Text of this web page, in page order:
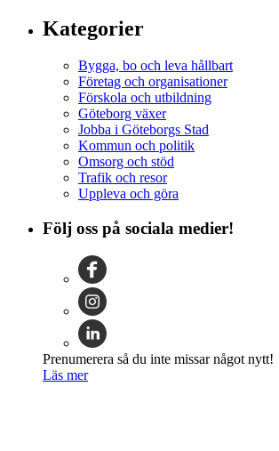
Kategorier
Bygga, bo och leva hållbart
Företag och organisationer
Förskola och utbildning
Göteborg växer
Jobba i Göteborgs Stad
Kommun och politik
Omsorg och stöd
Trafik och resor
Uppleva och göra
Följ oss på sociala medier!
Prenumerera så du inte missar något nytt!
Läs mer